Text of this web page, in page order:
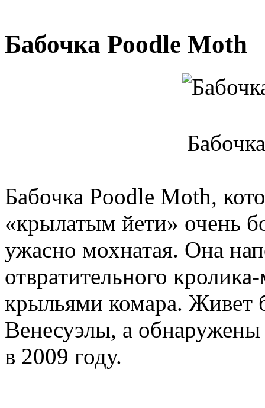
Бабочка Poodle Moth
Бабочка Poodle Moth,
«крылатым йети» очень
ужасно мохнатая. Она
отвратительного
крыльями комара. Живет
Венесуэлы, а
в 2009 году.